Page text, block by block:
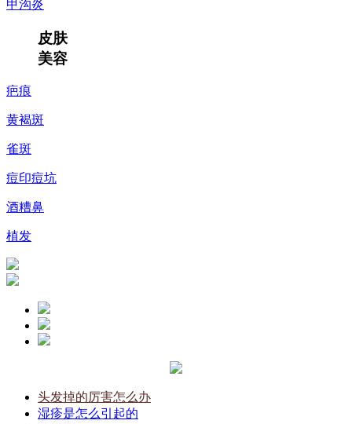
甲沟炎
皮肤
美容
疤痕
黄褐斑
雀斑
痘印痘坑
酒糟鼻
植发
头发掉的厉害怎么办
湿疹是怎么引起的